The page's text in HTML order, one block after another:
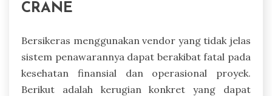
CRANE
Bersikeras menggunakan vendor yang tidak jelas
sistem penawarannya dapat berakibat fatal pada
kesehatan finansial dan operasional proyek.
Berikut adalah kerugian konkret yang dapat